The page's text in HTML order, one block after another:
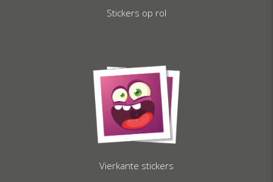
Stickers op rol
Vierkante stickers